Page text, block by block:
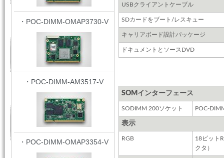
・POC-DIMM-OMAP3730-V
・POC-DIMM-AM3517-V
・POC-DIMM-OMAP3354-V
USBクライアントケーブル
SDカードをブート/レスキュー
キャリアボード設計パッケージ
ドキュメントとソースDVD
SOMインターフェース
SODIMM 200ソケット POC-
表示
RGB
18ビット
クタ）